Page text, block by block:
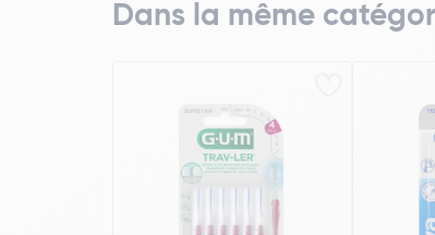
Dans la même